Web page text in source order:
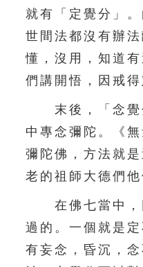
就有「定覺分」
世間法都沒有辦
懂，沒用，知道
們講開悟，因戒得
末後，「念覺分
中專念彌陀。《
彌陀佛，方法就
老的祖師大德們
在佛七當中，同
過的。一個就是
有妄念，昏沉，